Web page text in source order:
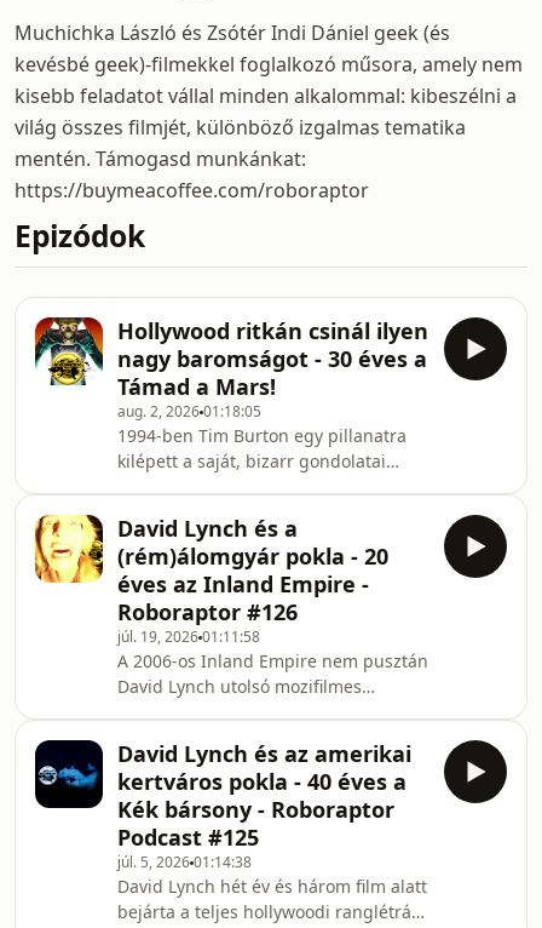
Muchichka László és Zsótér Indi Dániel geek (és
kevésbé geek)-filmekkel foglalkozó műsora, amely nem
kisebb feladatot vállal minden alkalommal: kibeszélni a
világ összes filmjét, különböző izgalmas tematika
mentén. Támogasd munkánkat:
https://buymeacoffee.com/roboraptor
Epizódok
Hollywood ritkán csinál ilyen
nagy baromságot - 30 éves a
Támad a Mars!
aug. 2, 202601:18:05
1994-ben Tim Burton egy pillanatra
kilépett a saját, bizarr gondolatai
Az Ed Wood a rendező karrierjének
egyik legnagyobb szakmai sikere lett,
Burton azonban ezután sem tudott
megszabadulni a &quot;világ
legrosszabb rendezőjének&quot;
szelemétől, és kitalálta, hogy az
életrajzi film után elkészíti a saját
&quot;9-es tervét&quo
David Lynch és a
(rém)álomgyár pokla - 20
éves az Inland Empire -
Roboraptor #126
júl. 19, 202601:11:58
A 2006-os Inland Empire nem pusztán
David Lynch utolsó mozifilmes
és legszürreálisabb alkotása. Ez pedig
- tekintve, hogy kiről van szó - nem kis
szó. Nem is csoda: az Inland Empire
ugyanis nem hagyományos filmként
készült, hanem ad-hoc, éveken át
húzódó forgatások eredménye. Lynch
még sosem került ennyire közel az
David Lynch és az amerikai
kertváros pokla - 40 éves a
Kék bársony - Roboraptor
Podcast #125
júl. 5, 202601:14:38
David Lynch hét év és három film alatt
bejárta a teljes hollywoodi ranglétrát.